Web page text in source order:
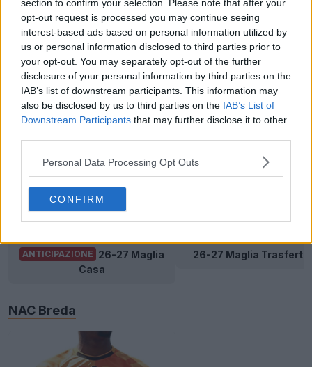
section to confirm your selection. Please note that after your
opt-out request is processed you may continue seeing
interest-based ads based on personal information utilized by
us or personal information disclosed to third parties prior to
your opt-out. You may separately opt-out of the further
disclosure of your personal information by third parties on the
IAB’s list of downstream participants. This information may
also be disclosed by us to third parties on the IAB’s List of
Downstream Participants that may further disclose it to other
Personal Data Processing Opt Outs
CONFIRM
Go Ahead Eagles
26-27 Maglia Casa 26-27 Maglia Trasferta
Groningen
26-27 Maglia Casa 26-27 Maglia Trasferta
ANTICIPAZIONE 26-27 Maglia
Casa
26-27 Maglia Trasferta
NAC Breda